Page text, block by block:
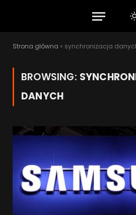
Strona główna » synchronizacja
BROWSING:
DANYCH